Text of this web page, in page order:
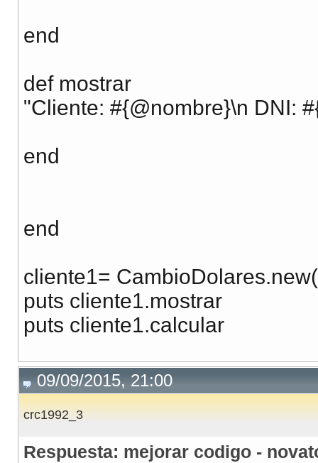
end
def mostrar
"Cliente: #{@nombre}\n DNI:
end
end
cliente1=
puts cliente1.mostrar
puts cliente1.calcular
09/09/2015, 21:00
crc1992_3
Respuesta: mejorar codigo -